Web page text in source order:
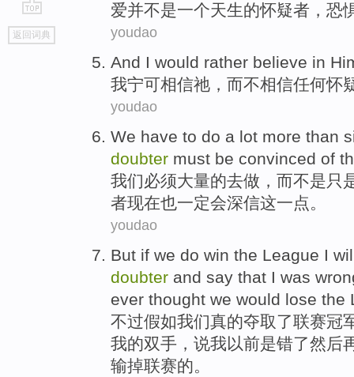
go
top
返回词典
爱并不是一个天生的怀疑者，恐
youdao
And I would rather believe in
我宁可相信祂 ，而不相信任何怀
youdao
We have to do a lot more than
doubter must be convinced of
我们必须大量的去做 ，而不是只
者现在也一定会深信这一点。
youdao
But if we do win the League I
doubter and say that I was
ever thought we would lose the
不过假如我们真的夺取了联赛冠
我的双手 ， 说我以前是错了然后
输掉联赛的。